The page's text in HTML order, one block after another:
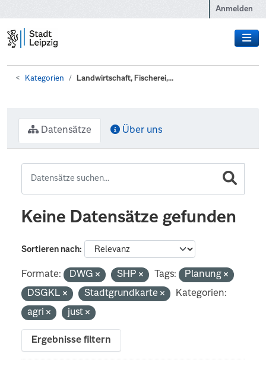
Anmelden
Kategorien Landwirtschaft, Fischerei,...
Datensätze Über uns
Keine Datensätze gefunden
Sortieren nach
Formate: DWG SHP Tags:
Planung
DSGKL
Stadtgrundkarte
Kategorien:
agri
just
Ergebnisse filtern